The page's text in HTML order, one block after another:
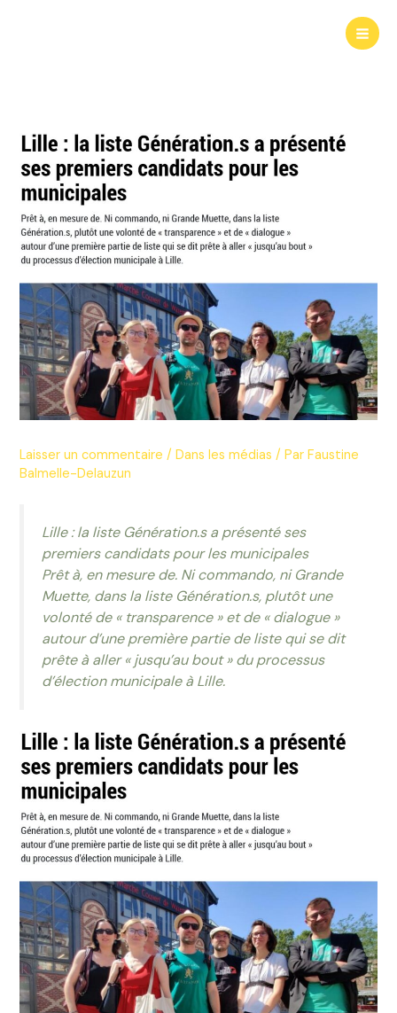
Laisser un commentaire /Dans les médias / ParFaustine
Balmelle-Delauzun
Lille : la liste Génération.s a présenté ses
premiers candidats pour les municipales
Prêt à, en mesure de. Ni commando, ni Grande
Muette, dans la liste Génération.s, plutôt une
volonté de « transparence » et de « dialogue »
autour d’une première partie de liste qui se dit
prête à aller « jusqu’au bout » du processus
d’élection municipale à Lille.